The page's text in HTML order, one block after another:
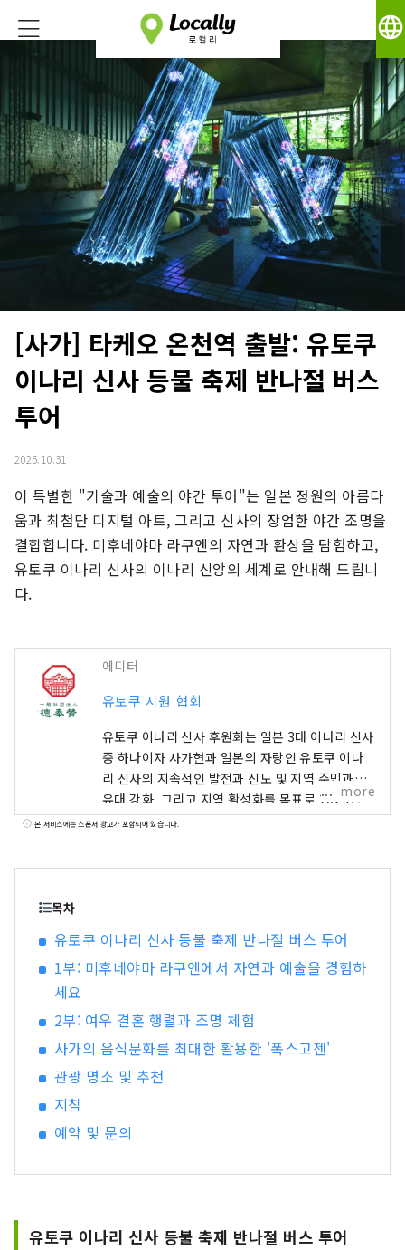
language
[사가] 타케오 온천역 출발: 유토쿠
이나리 신사 등불 축제 반나절 버스
투어
2025.10.31
이 특별한 "기술과 예술의 야간 투어"는 일본 정원의 아름다
움과 최첨단 디지털 아트, 그리고 신사의 장엄한 야간 조명을
결합합니다. 미후네야마 라쿠엔의 자연과 환상을 탐험하고,
유토쿠 이나리 신사의 이나리 신앙의 세계로 안내해 드립니
다.
에디터
유토쿠 지원 협회
유토쿠 이나리 신사 후원회는 일본 3대 이나리 신사
중 하나이자 사가현과 일본의 자랑인 유토쿠 이나
리 신사의 지속적인 발전과 신도 및 지역 주민과의
유대 강화, 그리고 지역 활성화를 목표로 2023년
(레이와 5년)에 설립되었습니다. 저희는 유토쿠 이
more
본 서비스에는 스폰서 광고가 포함되어 있습니다.
목차
유토쿠 이나리 신사 등불 축제 반나절 버스 투어
1부: 미후네야마 라쿠엔에서 자연과 예술을 경험하
세요
2부: 여우 결혼 행렬과 조명 체험
사가의 음식문화를 최대한 활용한 '폭스고젠'
관광 명소 및 추천
지침
예약 및 문의
유토쿠 이나리 신사 등불 축제 반나절 버스 투어